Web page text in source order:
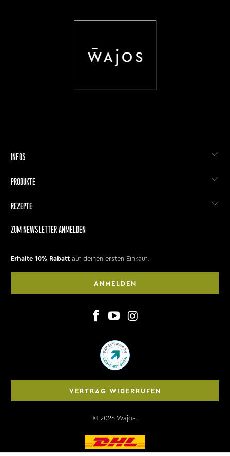
INFOS
PRODUKTE
REZEPTE
ZUM NEWSLETTER ANMELDEN
Erhalte 10% Rabatt auf deinen ersten Einkauf.
ANMELDEN
VERTRAG WIDERRUFEN
© 2026 Wajos